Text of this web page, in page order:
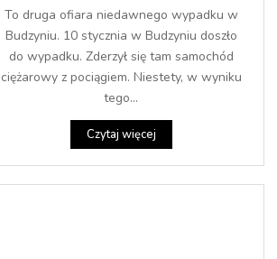
To druga ofiara niedawnego wypadku w
Budzyniu. 10 stycznia w Budzyniu doszło
do wypadku. Zderzył się tam samochód
ciężarowy z pociągiem. Niestety, w wyniku
tego...
Czytaj więcej